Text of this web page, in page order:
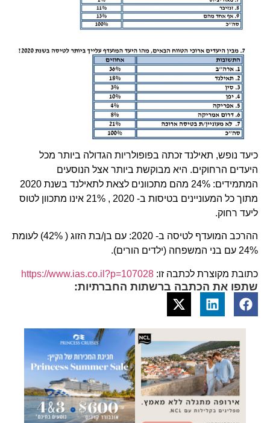
כיעד נופש, תאילנד זכתה בפופולריות הגדולה ביותר מכל
היעדים הרחוקים. היא מבוקשת ביותר אצל הנוסעים
המתמידים: 24% מהם מתכוונים לצאת לתאילנד בשנת 2020
מתוך כל המעוניינים בטיסות ב- 2020 , 21% אינו מתכוון לטוס
ליעד רחוק.
ההרכב המועדף לטיסה ב- 2020: עם בן/בת הזוג ( 42%) לעומת
24% עם בני המשפחה (ילדים הורים).
כתובת מקוצרת לכתבה זו: https://www.ias.co.il?p=107028
שתפו את הכתבה ברשתות החברתיות: